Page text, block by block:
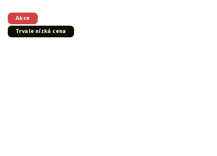
Akce
Trvale nízká cena